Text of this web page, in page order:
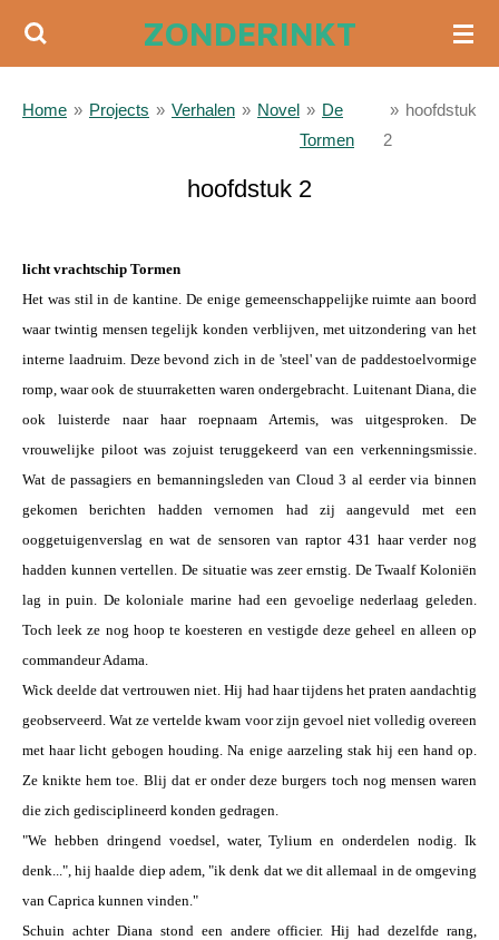
Ga
de
ZONDERINKT
Home » Projects » Verhalen » Novel » De
Tormen
» hoofdstuk
2
hoofdstuk 2
licht vrachtschip Tormen
Het was stil in de kantine. De enige gemeenschappelijke ruimte aan boord
waar twintig mensen tegelijk konden verblijven, met uitzondering van het
interne laadruim. Deze bevond zich in de 'steel' van de paddestoelvormige
romp, waar ook de stuurraketten waren ondergebracht. Luitenant Diana, die
ook luisterde naar haar roepnaam Artemis, was uitgesproken. De
vrouwelijke piloot was zojuist teruggekeerd van een verkenningsmissie.
Wat de passagiers en bemanningsleden van Cloud 3 al eerder via binnen
gekomen berichten hadden vernomen had zij aangevuld met een
ooggetuigenverslag en wat de sensoren van raptor 431 haar verder nog
hadden kunnen vertellen. De situatie was zeer ernstig. De Twaalf Koloniën
lag in puin. De koloniale marine had een gevoelige nederlaag geleden.
Toch leek ze nog hoop te koesteren en vestigde deze geheel en alleen op
commandeur Adama.
Wick deelde dat vertrouwen niet. Hij had haar tijdens het praten aandachtig
geobserveerd. Wat ze vertelde kwam voor zijn gevoel niet volledig overeen
met haar licht gebogen houding. Na enige aarzeling stak hij een hand op.
Ze knikte hem toe. Blij dat er onder deze burgers toch nog mensen waren
die zich gedisciplineerd konden gedragen.
"We hebben dringend voedsel, water, Tylium en onderdelen nodig. Ik
denk...", hij haalde diep adem, "ik denk dat we dit allemaal in de omgeving
van Caprica kunnen vinden."
Schuin achter Diana stond een andere officier. Hij had dezelfde rang,